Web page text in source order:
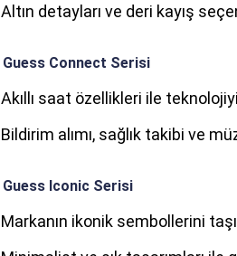
Altın detayları ve deri kayış
Guess Connect Serisi
Akıllı saat özellikleri ile
Bildirim alımı, sağlık takibi ve
Guess Iconic Serisi
Markanın ikonik sembollerini